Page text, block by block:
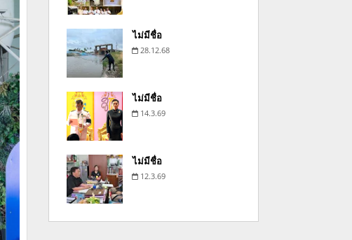
ไม่มีชื่อ
28.12.68
ไม่มีชื่อ
14.3.69
ไม่มีชื่อ
12.3.69